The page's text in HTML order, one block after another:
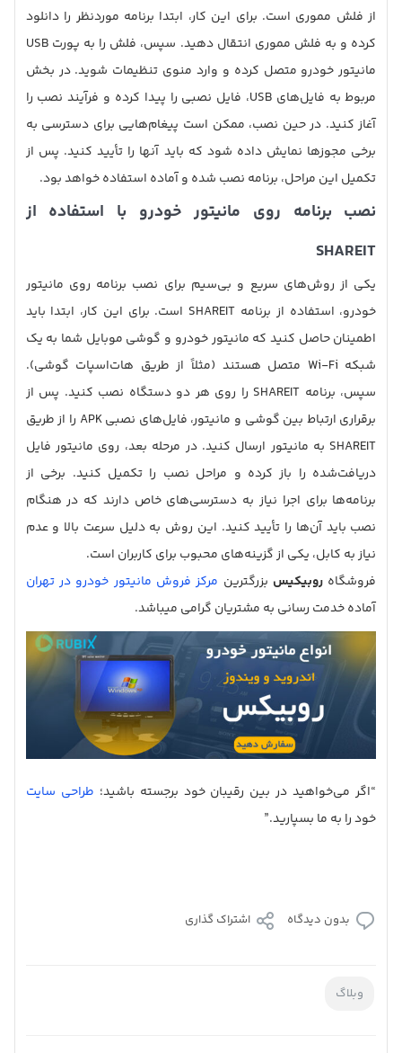
از فلش مموری است. برای این کار، ابتدا برنامه موردنظر را دانلود
کرده و به فلش مموری انتقال دهید. سپس، فلش را به پورت USB
مانیتور خودرو متصل کرده و وارد منوی تنظیمات شوید. در بخش
مربوط به فایل‌های USB، فایل نصبی را پیدا کرده و فرآیند نصب را
آغاز کنید. در حین نصب، ممکن است پیغام‌هایی برای دسترسی به
برخی مجوزها نمایش داده شود که باید آنها را تأیید کنید. پس از
تکمیل این مراحل، برنامه نصب شده و آماده استفاده خواهد بود.
نصب برنامه روی مانیتور خودرو با استفاده از
SHAREIT
یکی از روش‌های سریع و بی‌سیم برای نصب برنامه روی مانیتور
خودرو، استفاده از برنامه SHAREIT است. برای این کار، ابتدا باید
اطمینان حاصل کنید که مانیتور خودرو و گوشی موبایل شما به یک
شبکه Wi-Fi متصل هستند (مثلاً از طریق هات‌اسپات گوشی).
سپس، برنامه SHAREIT را روی هر دو دستگاه نصب کنید. پس از
برقراری ارتباط بین گوشی و مانیتور، فایل‌های نصبی APK را از طریق
SHAREIT به مانیتور ارسال کنید. در مرحله بعد، روی مانیتور فایل
دریافت‌شده را باز کرده و مراحل نصب را تکمیل کنید. برخی از
برنامه‌ها برای اجرا نیاز به دسترسی‌های خاص دارند که در هنگام
نصب باید آن‌ها را تأیید کنید. این روش به دلیل سرعت بالا و عدم
نیاز به کابل، یکی از گزینه‌های محبوب برای کاربران است.
فروشگاهروبیکیس بزرگترین مرکز فروش مانیتور خودرو در تهران
آماده خدمت رسانی به مشتریان گرامی میباشد.
“اگر می‌خواهید در بین رقیبان خود برجسته باشید؛ طراحی سایت
خود را به ما بسپارید.”
بدون دیدگاه اشتراک گذاری
وبلاگ